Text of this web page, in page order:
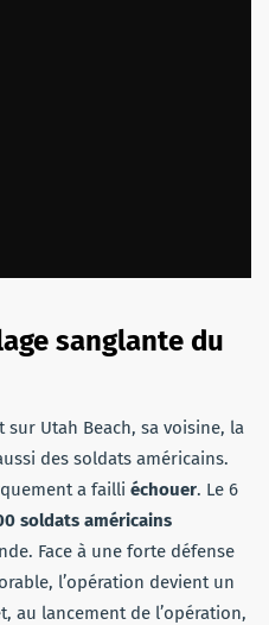
sanglante du
sur Utah Beach, sa voisine, la
des soldats américains.
a failli échouer. Le 6
soldats américains
Face à une forte défense
l’opération devient un
au lancement de l’opération,